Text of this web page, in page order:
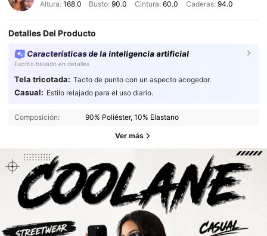
Altura: 168.0 Busto:90.0 Cintura: 60.0 Caderas: 94.0
Detalles Del Producto
Características de la inteligencia artificial
Escrito basado en detalles
Tela tricotada: Tacto de punto con un aspecto acogedor.
Casual: Estilo relajado para el uso diario.
Composición: 90% Poliéster, 10% Elastano
Ver más